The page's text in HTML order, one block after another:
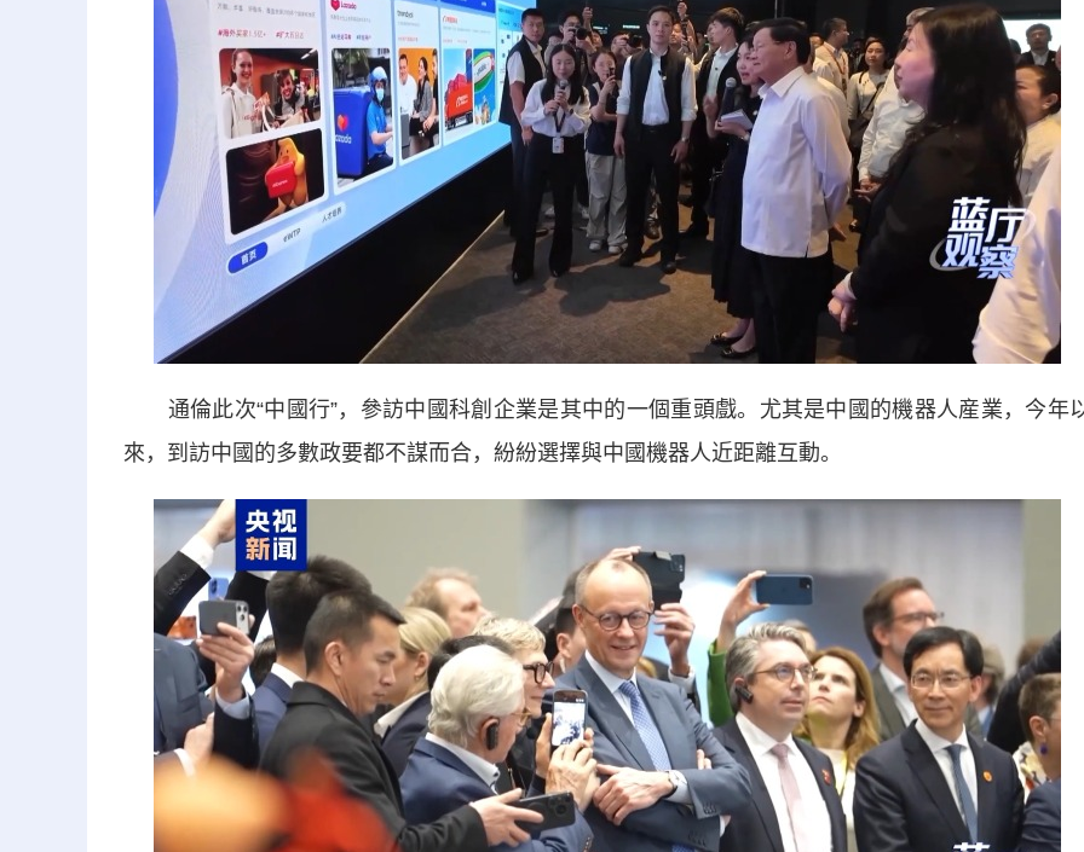
通倫此次“中國行”，參訪中國科創企業是其中的一個重頭戲。尤其是中國的機器人産業，今年
來，到訪中國的多數政要都不謀而合，紛紛選擇與中國機器人近距離互動。